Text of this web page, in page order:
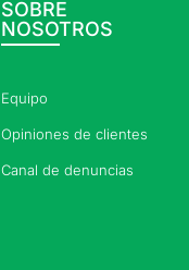
SOBRE
NOSOTROS
Equipo
Opiniones de clientes
Canal de denuncias